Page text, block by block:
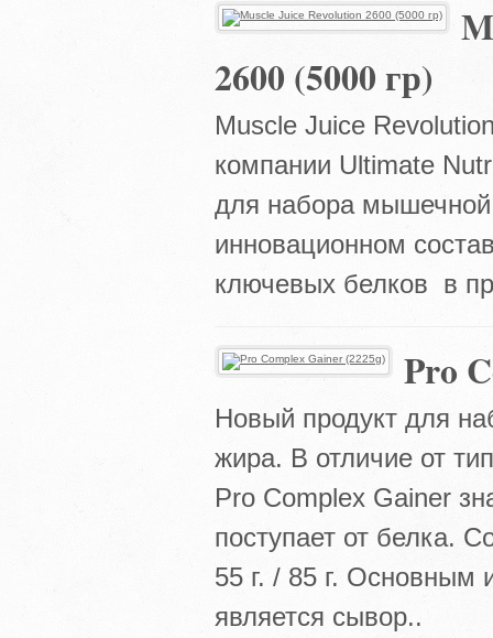
2600 (5000 гр)
Muscle Juice
компании Ultimate
для набора мышечной
инновационном
ключевых белков в
Pro
Новый продукт для
жира. В отличие от
Pro Complex Gainer
поступает от белка.
55 г. / 85 г. Основным
является сывор..